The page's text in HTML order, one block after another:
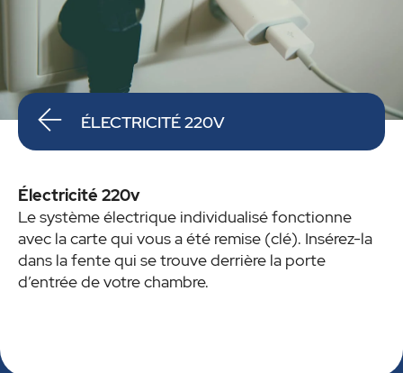
ÉLECTRICITÉ 220V
Électricité 220v
Le système électrique individualisé fonctionne
avec la carte qui vous a été remise (clé). Insérez-la
dans la fente qui se trouve derrière la porte
d’entrée de votre chambre.